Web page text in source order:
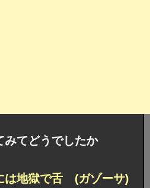
みてどうでしたか
は地獄で舌 (ガゾーサ)